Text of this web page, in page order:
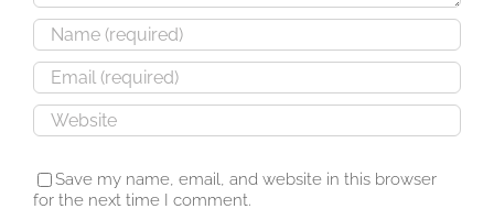
Save my name, email, and website in this browser
for the next time I comment.